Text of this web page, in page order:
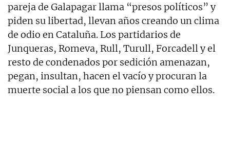
pareja de Galapagar llama “presos políticos” y
piden su libertad, llevan años creando un clima
de odio en Cataluña. Los partidarios de
Junqueras, Romeva, Rull, Turull, Forcadell y el
resto de condenados por sedición amenazan,
pegan, insultan, hacen el vacío y procuran la
muerte social a los que no piensan como ellos.